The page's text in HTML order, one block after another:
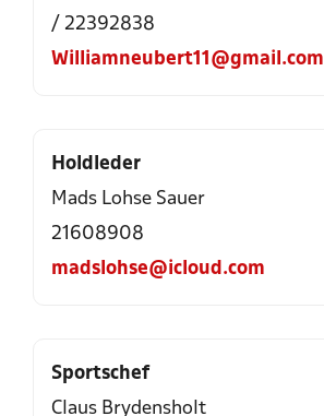
/ 22392838
Williamneubert11@gmail.com
Holdleder
Mads Lohse Sauer
21608908
madslohse@icloud.com
Sportschef
Claus Brydensholt